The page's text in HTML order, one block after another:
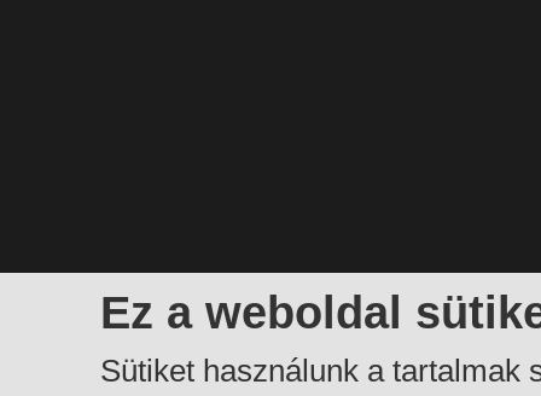
Ez a weboldal
Sütiket használunk a tartalmak